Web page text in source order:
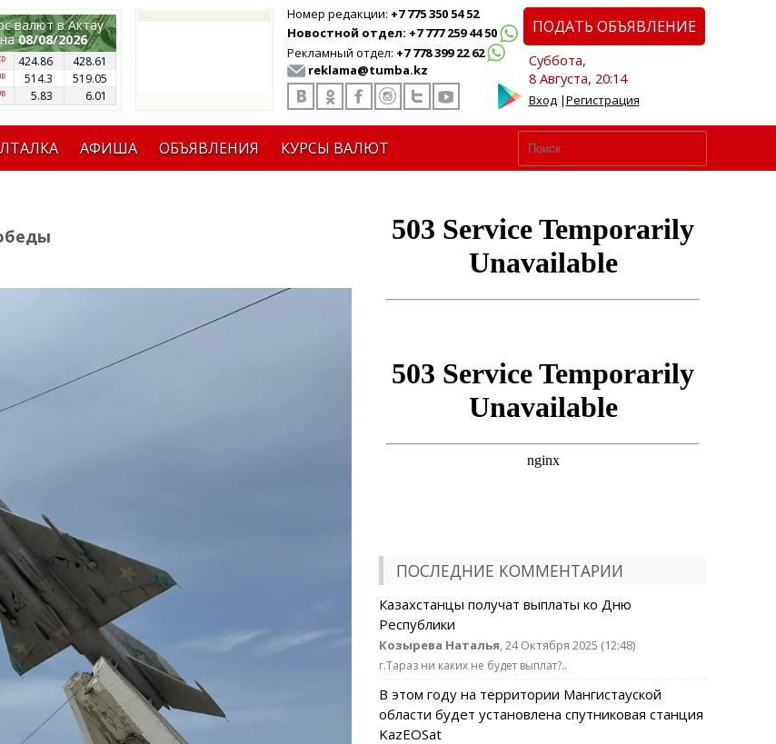
валют в Актау
на08/08/2026
424.86
428.61
514.3
519.05
5.83
6.01
Номер редакции: +7 775 350 54 52
Новостной отдел: +7 777 259 44 50
Рекламный отдел: +7 778 399 22 62
reklama@tumba.kz
ПОДАТЬ ОБЪЯВЛЕНИЕ
Суббота,
8 Августа, 20:14
Вход|Регистрация
АФИША ОБЪЯВЛЕНИЯ КУРСЫ ВАЛЮТ
ПОСЛЕДНИЕ КОММЕНТАРИИ
Казахстанцы получат выплаты ко Дню
Республики
Козырева Наталья, 24 Октября 2025 (12:48)
г.Тараз ни каких не будет выплат?..
В этом году на территории Мангистауской
области будет установлена спутниковая станция
KazEOSat